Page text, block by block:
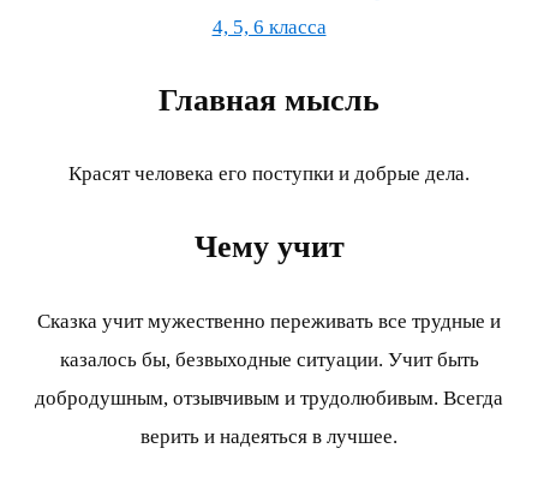
4, 5, 6 класса
Главная мысль
Красят человека его поступки и добрые дела.
Чему учит
Сказка учит мужественно переживать все трудные и
казалось бы, безвыходные ситуации. Учит быть
добродушным, отзывчивым и трудолюбивым. Всегда
верить и надеяться в лучшее.